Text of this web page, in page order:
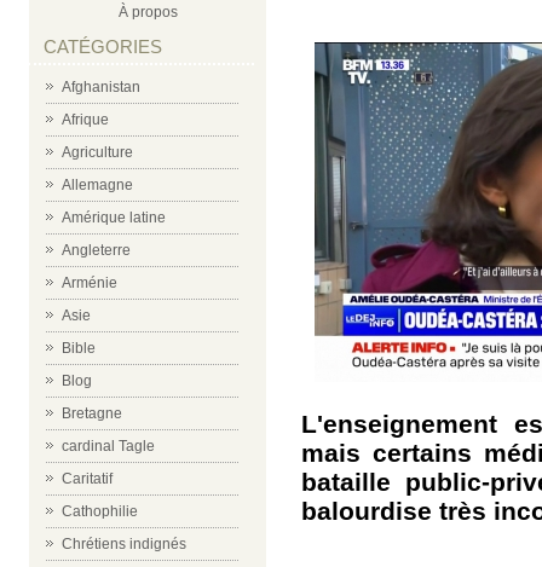
À propos
CATÉGORIES
Afghanistan
Afrique
Agriculture
Allemagne
Amérique latine
Angleterre
Arménie
Asie
Bible
Blog
Bretagne
cardinal Tagle
Caritatif
Cathophilie
Chrétiens indignés
L'enseignement
mais certains
bataille public-
balourdise très